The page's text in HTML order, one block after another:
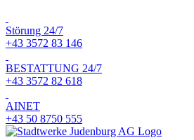
Störung 24/7
+43 3572 83 146
BESTATTUNG 24/7
+43 3572 82 618
AINET
+43 50 8750 555